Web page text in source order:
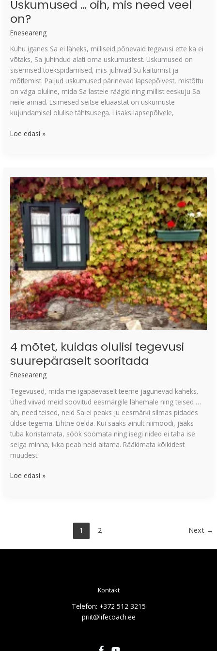
Uskumused … oih, mis need veel
on?
Eneseareng
Kuhu iganes Sa ei läheks, milliseid põnevaid tegevusi ette ka ei
võtaks, Sa juhindud alati oma uskumustest. Uskumused on
sisemised tõekspidamised, mis juhivad Su käitumist ja
mõtlemist. Paljud uskumused pärinevad lapsepõlvest, mistõttu
on väga oluline, mida Sa lastele räägid ning millist eeskuju Sa
neile annad. Esimesed seitse eluaastat on uskumuste
kujundamisel olulise tähtsusega. Lisaks lapsepõlvele,
Loe edasi »
4 mõtet, kuidas olulisi tegevusi
suurepäraselt sooritada
Eneseareng
Tegevused, mida me igapäevaselt teeme jagunevad kaheks.
Ühed viivad meid soovitud eesmärgile lähemale ning teised …
ah, need teised, neid Sa ei peaks ju eesmärki silmas pidades
üldse tegema. Lihtne öelda. Kui saaks ainult niimoodi, jääks
tuba koristamata, söök söömata ning isegi riided ei taha ise
selga minna, ikka peab neid aitama. Rääkimata kõikidest
muudest
mõtet,
kuidas
olulisi
tegevusi
suurepäraselt
sooritada
Loe edasi »
1 2 Next →
Kontakt
Telefon: +372 512 3215
priit@lifecoach.ee